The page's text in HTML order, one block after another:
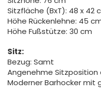
Sitzfläche (BxT): 48 x 42
Höhe Rückenlehne: 45
Höhe Fußstütze: 30 cm
Sitz:
Bezug: Samt
Angenehme Sitzposition
Moderner Barhocker mit